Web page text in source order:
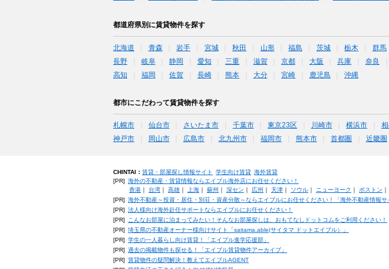
都道府県別に賃貸物件を探す
北海道 青森 岩手 宮城 秋田 山形 福島 茨城 栃木 群馬
長野
岐阜 静岡 愛知 三重 滋賀 京都 大阪 兵庫 奈良
高知
福岡 佐賀 長崎 熊本 大分 宮崎 鹿児島 沖縄
都市にこだわって賃貸物件を探す
札幌市 仙台市 さいたま市 千葉市 東京23区 川崎市 横浜市
神戸市
岡山市 広島市 北九州市 福岡市 熊本市 首都圏 近畿圏
CHINTAI： 賃貸・部屋探し情報サイト 学生向け賃貸 海外賃貸
[PR] 海外の不動産・賃貸情報ならエイブル海外店にお任せください！
香港｜ 台湾｜ 高雄｜ 上海｜ 蘇州 ｜ 深セン ｜ 広州 ｜ 天津｜ ソウル｜ ニューヨーク ｜ ボストン ｜
[PR] 海外不動産～投資・居住・別荘・資産分散～ならエイブルにお任せください！「海外不動産情報サ
[PR] 法人様向け海外赴任サポートならエイブルにお任せください！
[PR]
こんなお部屋に泊まってみたい！そんなお部屋探しは、おもてなしドットコムをご利用ください！
[PR] 埼玉県の不動産オーナー様向けサイト「saitama.able(サイタマ ドットエイブル）」
[PR] 学生の一人暮らし向け賃貸！「エイブル進学応援部」
[PR] 過去の掲載物件も探せる！「エイブル賃貸物件アーカイブ」
[PR] 賃貸物件の疑問解決！教えてエイブルAGENT